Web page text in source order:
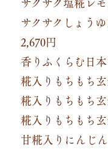
サクサクしょう
2,670円
香りふくらむ日
糀入りもちもち
糀入りもちもち
糀入りもちもち
甘糀入りにんじ